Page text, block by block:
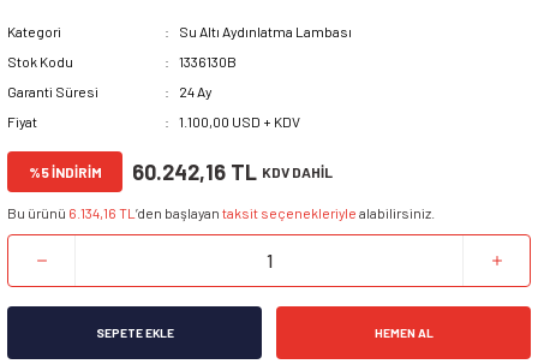
Kategori
Su Altı Aydınlatma Lambası
Stok Kodu
1336130B
Garanti Süresi
24 Ay
Fiyat
1.100,00 USD + KDV
%5 İNDİRİM 60.242,16 TL KDV DAHİL
Bu ürünü 6.134,16 TL ’den başlayan taksit seçenekleriyle alabilirsiniz.
SEPETE EKLE HEMEN AL